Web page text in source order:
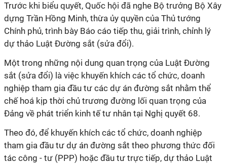
Trước khi biểu quyết, Quốc hội đã nghe Bộ trưởng Bộ Xây
dựng Trần Hồng Minh, thừa ủy quyền của Thủ tướng
Chính phủ, trình bày Báo cáo tiếp thu, giải trình, chỉnh lý
dự thảo Luật Đường sắt (sửa đổi).
Một trong những nội dung quan trọng của Luật Đường
sắt (sửa đổi) là việc khuyến khích các tổ chức, doanh
nghiệp tham gia đầu tư các dự án đường sắt nhằm thể
chế hoá kịp thời chủ trương đường lối quan trọng của
Đảng về phát triển kinh tế tư nhân tại Nghị quyết 68.
Theo đó, để khuyến khích các tổ chức, doanh nghiệp
tham gia đầu tư dự án đường sắt theo phương thức đối
tác công - tư (PPP) hoặc đầu tư trực tiếp, dự thảo Luật